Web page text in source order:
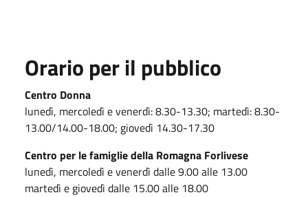
Orario per il pubblico
Centro Donna
lunedì, mercoledì e venerdì: 8.30-13.30; martedì: 8.30-
13.00/14.00-18.00; giovedì 14.30-17.30
Centro per le famiglie della Romagna Forlivese
lunedì, mercoledì e venerdì dalle 9.00 alle 13.00
martedì e giovedì dalle 15.00 alle 18.00